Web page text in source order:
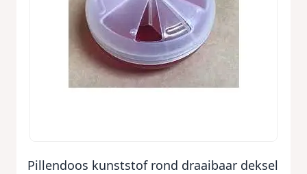
Pillendoos kunststof rond draaibaar deksel